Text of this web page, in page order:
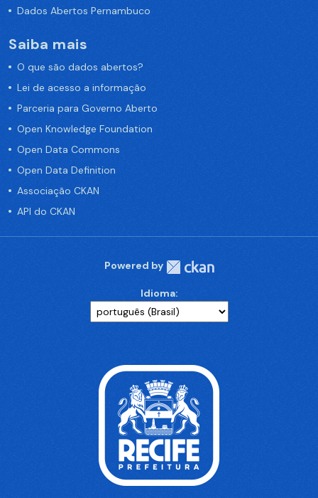
Dados Abertos Pernambuco
Saiba mais
O que são dados abertos?
Lei de acesso a informação
Parceria para Governo Aberto
Open Knowledge Foundation
Open Data Commons
Open Data Definition
Associação CKAN
API do CKAN
Powered by
Idioma